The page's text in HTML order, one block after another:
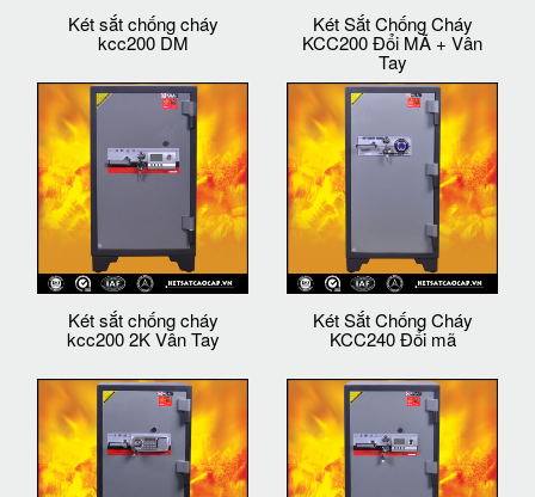
Két sắt chống cháy
kcc200 DM
Két Sắt Chống Cháy
KCC200 Đổi MÃ + Vân
Tay
Két sắt chống cháy
kcc200 2K Vân Tay
Két Sắt Chống Cháy
KCC240 Đổi mã